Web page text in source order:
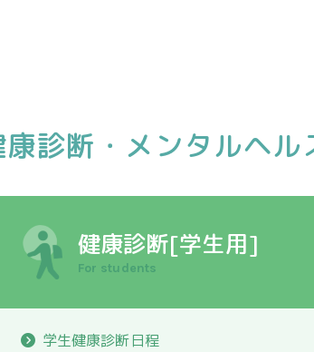
診断・メンタルヘル
健康診断[学生用]
For students
学生健康診断日程